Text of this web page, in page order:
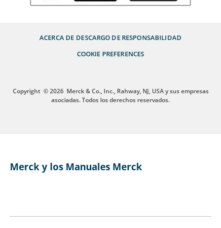
ACERCA DE DESCARGO DE RESPONSABILIDAD
COOKIE PREFERENCES
Copyright © 2026 Merck & Co., Inc., Rahway, NJ, USA y sus empresas
asociadas. Todos los derechos reservados.
Merck y los Manuales Merck